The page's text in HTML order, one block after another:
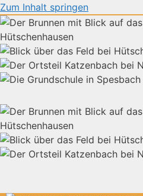
Zum Inhalt springen